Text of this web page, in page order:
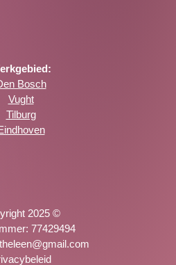
Bosch
Vught
Tilburg
2025 ©
77429494